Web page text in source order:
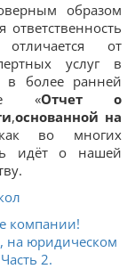
образом
от
услуг в
в более ранней
«Отчет о
,основанной на
во многих
идёт о нашей
компании!
на юридическом
2.